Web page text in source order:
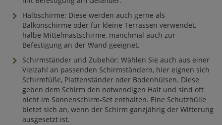
Halbschirme: Diese werden auch gerne als
Balkonschirme oder für kleine Terrassen verwendet,
halbe Mittelmastschirme, manchmal auch zur
Befestigung an der Wand geeignet.
Schirmständer und Zubehör: Wählen Sie auch aus einer
Vielzahl an passenden Schirmständern, hier eignen sich
Schirmfüße, Plattenständer oder Bodenhülsen. Diese
geben dem Schirm den notwendigen Halt und sind oft
nicht im Sonnenschirm-Set enthalten. Eine Schutzhülle
bietet sich an, wenn der Schirm ganzjährig der Witterung
ausgesetzt ist.